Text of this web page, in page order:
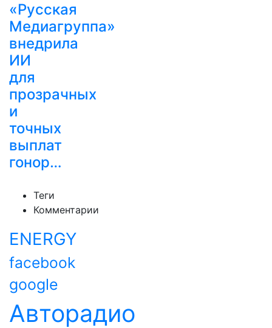
«Русская
Медиагруппа»
внедрила
ИИ
для
прозрачных
и
точных
выплат
гонор…
Теги
Комментарии
ENERGY
facebook
google
Авторадио